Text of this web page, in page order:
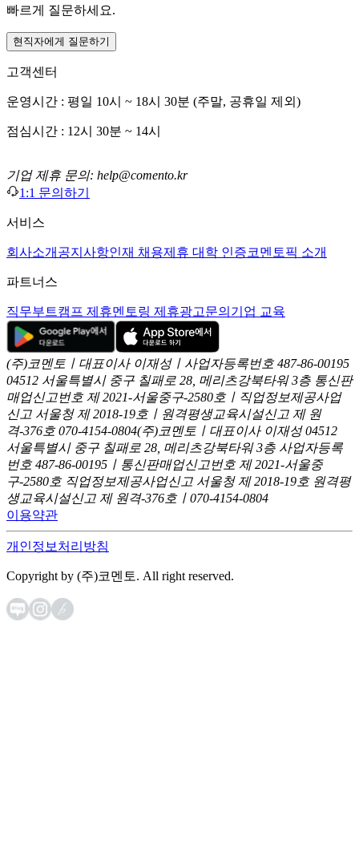
빠르게 질문하세요.
현직자에게 질문하기
고객센터
운영시간 : 평일 10시 ~ 18시 30분 (주말, 공휴일 제외)
점심시간 : 12시 30분 ~ 14시
기업 제휴 문의: help@comento.kr
1:1 문의하기
서비스
회사소개 공지사항인재 채용제휴 대학 인증코멘토픽 소개
파트너스
직무부트캠프 제휴멘토링 제휴광고문의 기업 교육
(주)코멘토ㅣ대표이사 이재성ㅣ사업자등록번호 487-86-00195
04512 서울특별시 중구 칠패로 28, 메리츠강북타워 3층 통신판
매업신고번호 제 2021-서울중구-2580호ㅣ직업정보제공사업
신고 서울청 제 2018-19호ㅣ원격평생교육시설신고 제 원
격-376호 070-4154-0804(주)코멘토ㅣ대표이사 이재성 04512
서울특별시 중구 칠패로 28, 메리츠강북타워 3층 사업자등록
번호 487-86-00195ㅣ통신판매업신고번호 제 2021-서울중
구-2580호 직업정보제공사업신고 서울청 제 2018-19호 원격평
생교육시설신고 제 원격-376호ㅣ070-4154-0804
이용약관
개인정보처리방침
Copyright by (주)코멘토. All right reserved.